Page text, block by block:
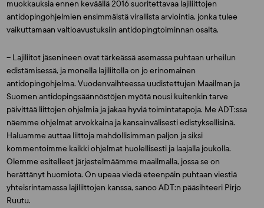
muokkauksia ennen keväällä 2016 suoritettavaa lajiliittojen
antidopingohjelmien ensimmäistä virallista arviointia, jonka tulee
vaikuttamaan valtioavustuksiin antidopingtoiminnan osalta.
– Lajiliitot jäsenineen ovat tärkeässä asemassa puhtaan urheilun
edistämisessä, ja monella lajiliitolla on jo erinomainen
antidopingohjelma. Vuodenvaihteessa uudistettujen Maailman ja
Suomen antidopingsäännöstöjen myötä nousi kuitenkin tarve
päivittää liittojen ohjelmia ja jakaa hyviä toimintatapoja. Me ADT:ssa
näemme ohjelmat arvokkaina ja kansainvälisesti edistyksellisinä.
Haluamme auttaa liittoja mahdollisimman paljon ja siksi
kommentoimme kaikki ohjelmat huolellisesti ja laajalla joukolla.
Olemme esitelleet järjestelmäämme maailmalla, jossa se on
herättänyt huomiota. On upeaa viedä eteenpäin puhtaan viestiä
yhteisrintamassa lajiliittojen kanssa, sanoo ADT:n pääsihteeri Pirjo
Ruutu.